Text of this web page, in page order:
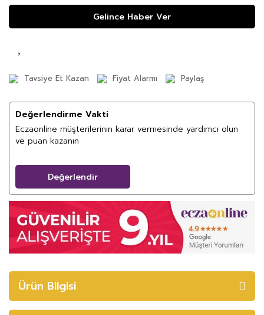
Gelince Haber Ver
Tavsiye Et Kazan Fiyat Alarmı Paylaş
Değerlendirme Vakti
Eczaonline müşterilerinin karar vermesinde yardımcı olun
ve puan kazanın
Değerlendir
Ürün Bilgisi